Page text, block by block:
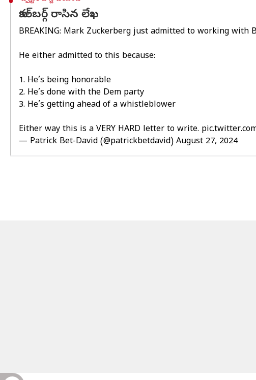
జుకర్‌బర్గ్ రాసిన లేఖ
BREAKING: Mark Zuckerberg just admitted to working with
He either admitted to this because:
1. He’s being honorable
2. He’s done with the Dem party
3. He’s getting ahead of a whistleblower
Either way this is a VERY HARD letter to write.
— Patrick Bet-David (@patrickbetdavid) August 27, 2024